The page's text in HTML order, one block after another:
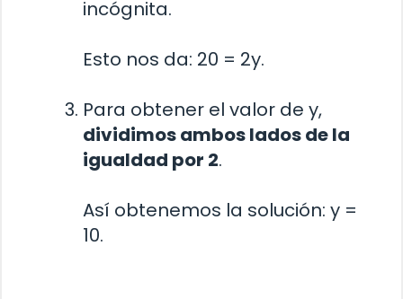
incógnita.
Esto nos da: 20 = 2y.
Para obtener el valor de y,
dividimos ambos lados de la
igualdad por 2.
Así obtenemos la solución: y =
10.